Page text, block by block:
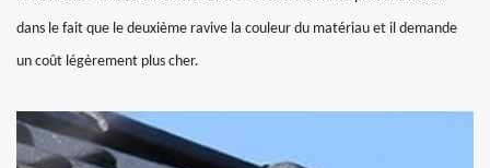
dans le fait que le deuxième ravive la couleur du matériau et il demande
un coût légèrement plus cher.